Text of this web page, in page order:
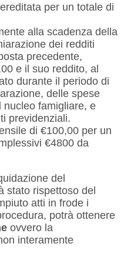
per un totale di
alla scadenza della
dei redditi
precedente,
e il suo reddito, al
durante il periodo di
delle spese
nucleo famigliare, e
previdenziali.
di €100,00 per un
€4800 da
del
stato rispettoso del
atti in frode i
potrà ottenere
ovvero la
interamente